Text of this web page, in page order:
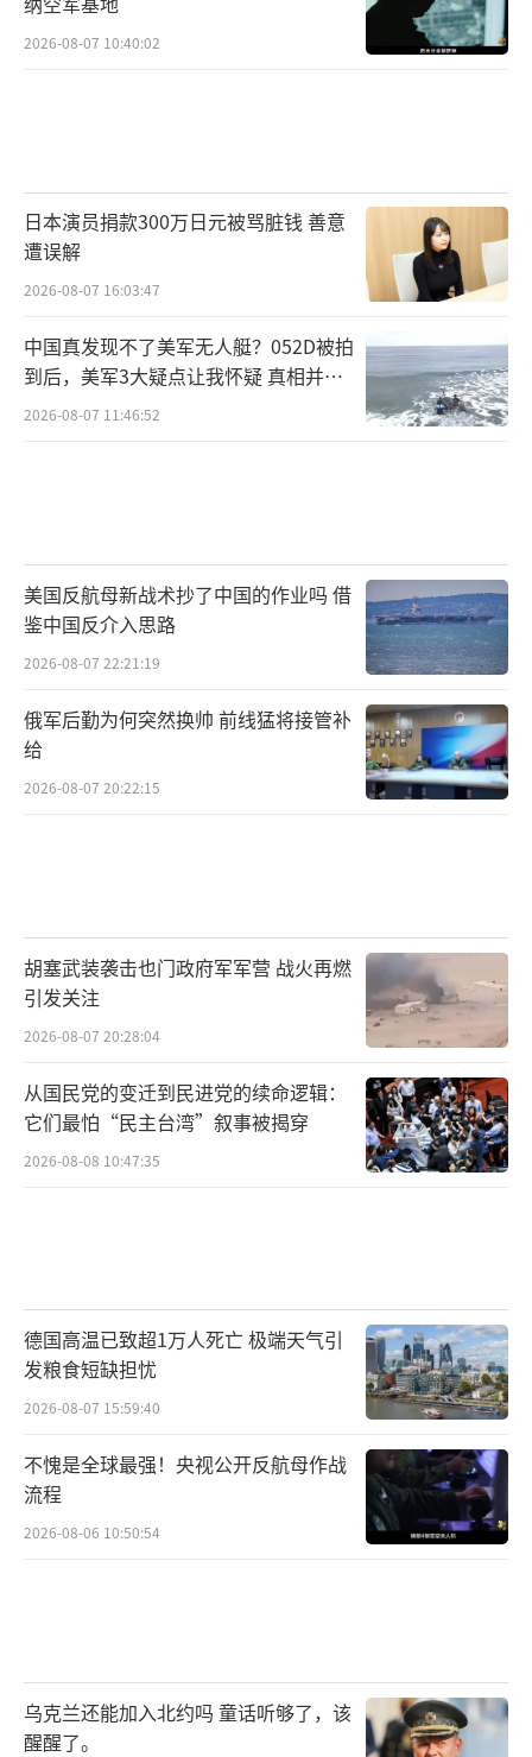
2026-08-07 10:40:02
日本演员捐款300万日元被骂脏钱 善意
遭误解
2026-08-07 16:03:47
中国真发现不了美军无人艇？052D被拍
到后，美军3大疑点让我怀疑 真相并非
如此
2026-08-07 11:46:52
美国反航母新战术抄了中国的作业吗 借
鉴中国反介入思路
2026-08-07 22:21:19
俄军后勤为何突然换帅 前线猛将接管补
给
2026-08-07 20:22:15
胡塞武装袭击也门政府军军营 战火再燃
引发关注
2026-08-07 20:28:04
从国民党的变迁到民进党的续命逻辑：
它们最怕“民主台湾”叙事被揭穿
2026-08-08 10:47:35
德国高温已致超1万人死亡 极端天气引
发粮食短缺担忧
2026-08-07 15:59:40
不愧是全球最强！央视公开反航母作战
流程
2026-08-06 10:50:54
乌克兰还能加入北约吗 童话听够了，该
醒醒了。